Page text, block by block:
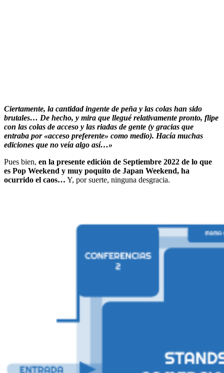
Ciertamente, la cantidad ingente de peña y las colas han sido
brutales… De hecho, y mira que llegué relativamente pronto, flipe
con las colas de acceso y las riadas de gente (y gracias que
entraba por «acceso preferente» como medio). Hacía muchas
ediciones que no veía algo así…»
Pues bien, en la presente edición de Septiembre 2022 de lo que
es Pop Weekend y muy poquito de Japan Weekend, ha
ocurrido el caos… Y, por suerte, ninguna desgracia.